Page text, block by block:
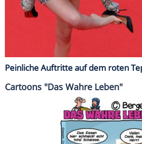
Peinliche Auftritte auf dem roten
Cartoons "Das Wahre Leben"